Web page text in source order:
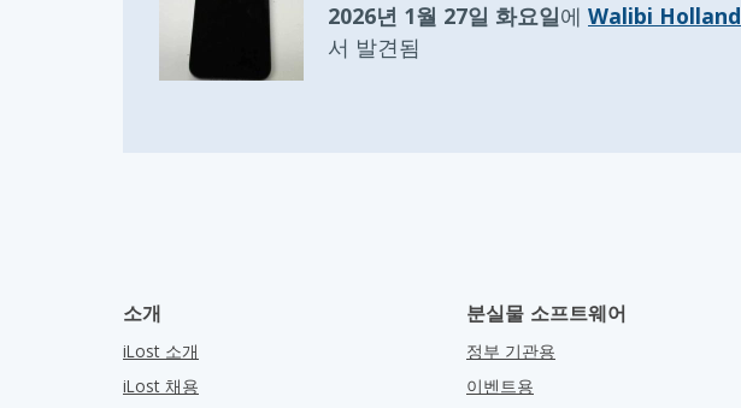
2026년 1월 27일 화요일에 Walibi Holland
서 발견됨
소개
iLost 소개
iLost 채용
분실물 소프트웨어
정부 기관용
이벤트용